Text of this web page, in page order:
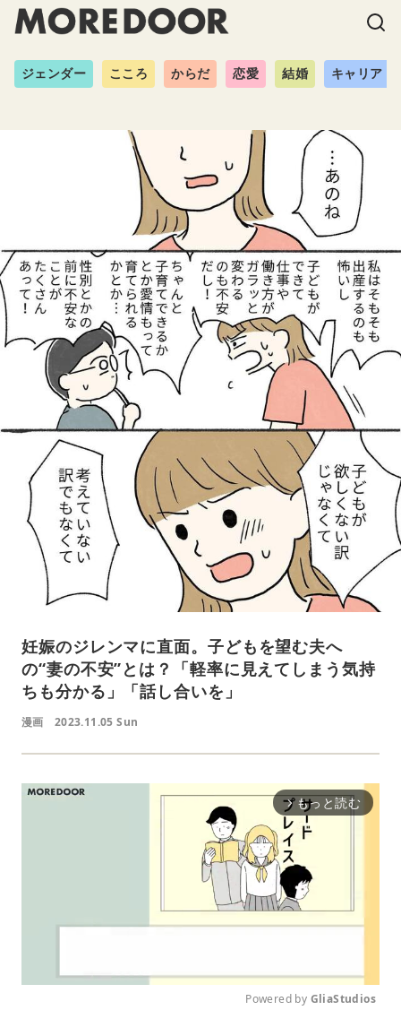
ジェンダー こころ からだ 恋愛 結婚 キャリア
妊娠のジレンマに直面。子どもを望む夫へ
の“妻の不安”とは？「軽率に見えてしまう気持
ちも分かる」「話し合いを」
漫画 2023.11.05 Sun
arrow_forward_ios もっと読む
Powered by GliaStudios